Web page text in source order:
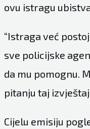
ovu istragu
“Istraga već
sve policijske
da mu pomognu.
pitanju taj
Cijelu emisiju